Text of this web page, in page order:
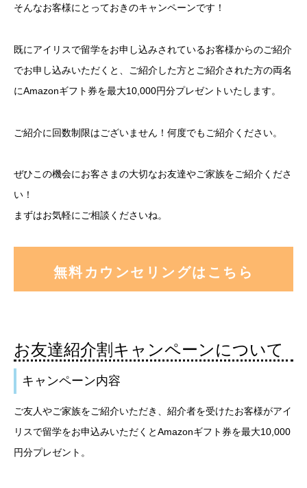
そんなお客様にとっておきのキャンペーンです！
既にアイリスで留学をお申し込みされているお客様からのご紹介
でお申し込みいただくと、ご紹介した方とご紹介された方の両名
にAmazonギフト券を最大10,000円分プレゼントいたします。
ご紹介に回数制限はございません！何度でもご紹介ください。
ぜひこの機会にお客さまの大切なお友達やご家族をご紹介くださ
い！
まずはお気軽にご相談くださいね。
無料カウンセリングはこちら
お友達紹介割キャンペーンについて
キャンペーン内容
ご友人やご家族をご紹介いただき、紹介者を受けたお客様がアイ
リスで留学をお申込みいただくとAmazonギフト券を最大10,000
円分プレゼント。